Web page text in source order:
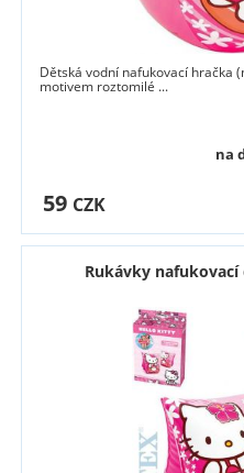
Dětská vodní nafukovací hračka
motivem roztomilé ...
na
59 CZK
Rukávky nafukovací